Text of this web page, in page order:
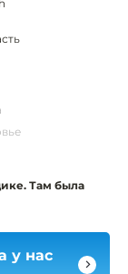
Там была
у нас